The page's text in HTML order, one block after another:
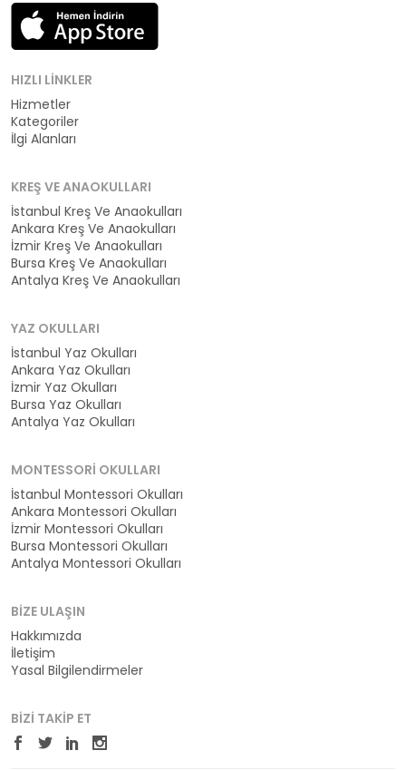
HIZLI LINKLER
Hizmetler
Kategoriler
İlgi Alanları
KREŞ VE ANAOKULLARI
İstanbul Kreş Ve Anaokulları
Ankara Kreş Ve Anaokulları
İzmir Kreş Ve Anaokulları
Bursa Kreş Ve Anaokulları
Antalya Kreş Ve Anaokulları
YAZ OKULLARI
İstanbul Yaz Okulları
Ankara Yaz Okulları
İzmir Yaz Okulları
Bursa Yaz Okulları
Antalya Yaz Okulları
MONTESSORI OKULLARI
İstanbul Montessori Okulları
Ankara Montessori Okulları
İzmir Montessori Okulları
Bursa Montessori Okulları
Antalya Montessori Okulları
BIZE ULAŞIN
Hakkımızda
İletişim
Yasal Bilgilendirmeler
BIZI TAKIP ET